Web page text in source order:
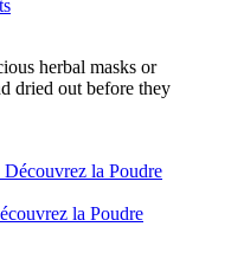
herbal masks or
dried out before they
la Poudre